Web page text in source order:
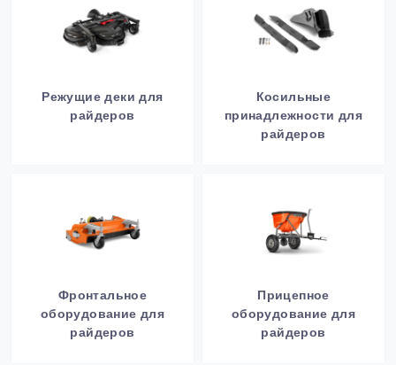
Режущие деки для
райдеров
Косильные
принадлежности для
райдеров
Фронтальное
оборудование для
райдеров
Прицепное
оборудование для
райдеров